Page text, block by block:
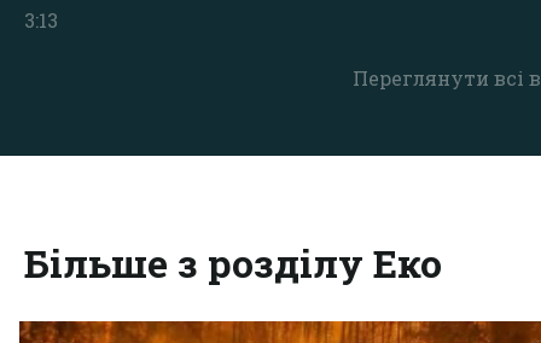
Переглянути всі
3:13
Більше з розділу Еко